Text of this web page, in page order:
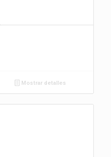
Mostrar detalles